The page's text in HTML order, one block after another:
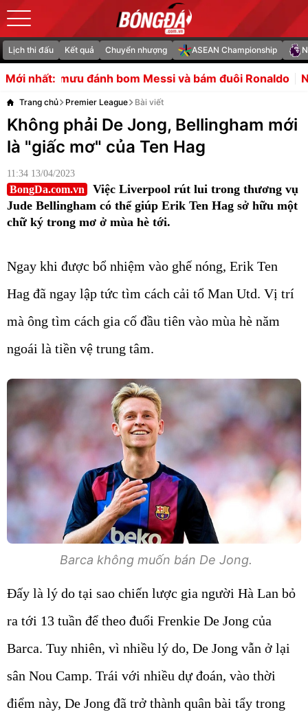
Lịch thi đấu Kết quả Chuyển nhượng ASEAN Championship
Mới nhất:
Messi và bám đuôi Ronaldo Nguyên lý vận hành
Trang chủ Premier League Bài viết
Không phải De Jong, Bellingham mới
là "giấc mơ" của Ten Hag
11:34 13/04/2023
BongDa.com.vn
Việc Liverpool rút lui trong thương vụ
Jude Bellingham có thể giúp Erik Ten Hag sở hữu một
chữ ký trong mơ ở mùa hè tới.
Ngay khi được bổ nhiệm vào ghế nóng, Erik Ten
Hag đã ngay lập tức tìm cách cải tổ Man Utd. Vị trí
mà ông tìm cách gia cố đầu tiên vào mùa hè năm
ngoái là tiền vệ trung tâm.
Barca không muốn bán De Jong.
Đấy là lý do tại sao chiến lược gia người Hà Lan bỏ
ra tới 13 tuần để theo đuổi Frenkie De Jong của
Barca. Tuy nhiên, vì nhiều lý do, De Jong vẫn ở lại
sân Nou Camp. Trái với nhiều dự đoán, vào thời
điểm này, De Jong đã trở thành quân bài tẩy trong